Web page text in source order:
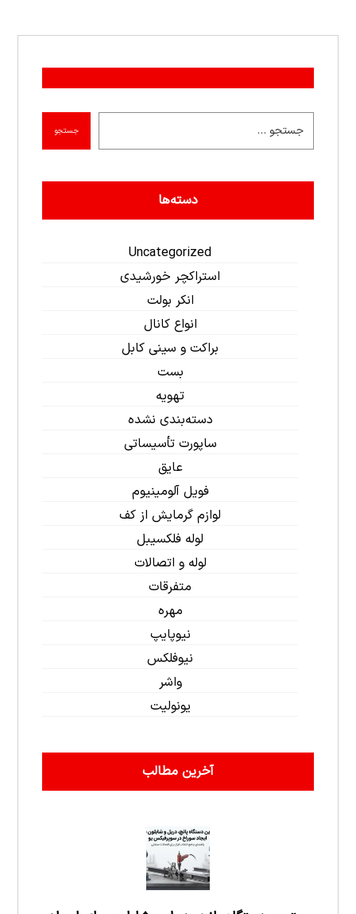
جستجو
دسته‌ها
Uncategorized
استراکچر خورشیدی
انکر بولت
انواع کانال
براکت و سینی کابل
بست
تهویه
دسته‌بندی نشده
ساپورت تأسیساتی
عایق
فویل آلومینیوم
لوازم گرمایش از کف
لوله فلکسیبل
لوله و اتصالات
متفرقات
مهره
نیوپایپ
نیوفلکس
واشر
یونولیت
آخرین مطالب